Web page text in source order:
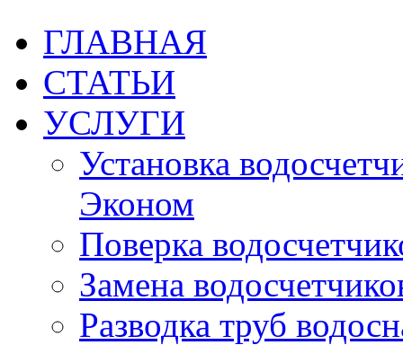
ГЛАВНАЯ
СТАТЬИ
УСЛУГИ
Установка
Эконом
Поверка
Замена
Разводка труб